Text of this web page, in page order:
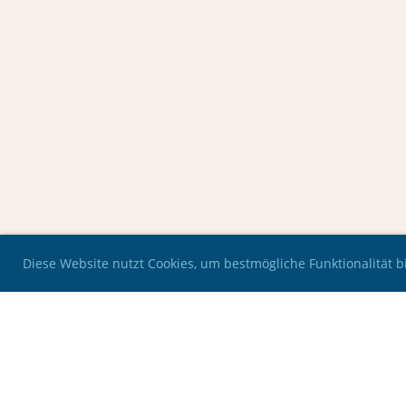
Diese Website nutzt Cookies, um bestmögliche Funktionalität